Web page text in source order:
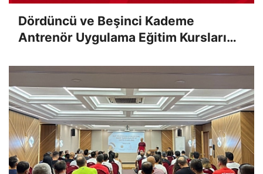
Dördüncü ve Beşinci Kademe
Antrenör Uygulama Eğitim Kursları